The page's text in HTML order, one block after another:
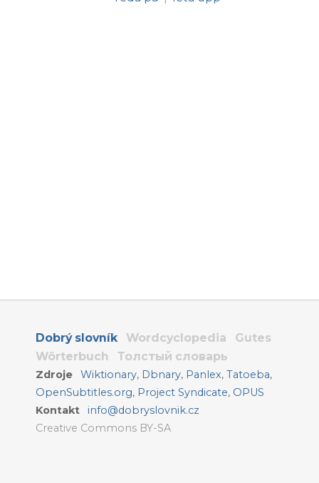
Dobrý slovník Wordcyclopedia
Gutes
Wörterbuch
Толстый словарь
Zdroje Wiktionary, Dbnary, Panlex,Tatoeba,
OpenSubtitles.org, Project Syndicate, OPUS
Kontakt
info@dobryslovnik.cz
Creative Commons BY-SA